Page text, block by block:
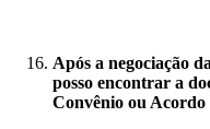
Após a negociação
posso encontrar a
Convênio ou Acordo